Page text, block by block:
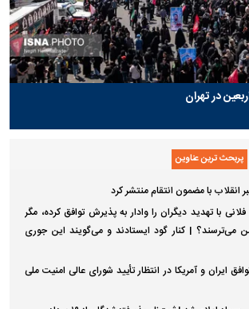
در تهران
پربحث ترین عناوین
انقلاب با مضمون انتقام منتشر کرد
با تهدید دیگران را وادار به پذیرش توافق کرده، مگر
می‌ترسند؟ | کنار گود ایستادند و می‌گویند این جوری
ایران و آمریکا در انتظار تأیید شورای عالی امنیت ملی